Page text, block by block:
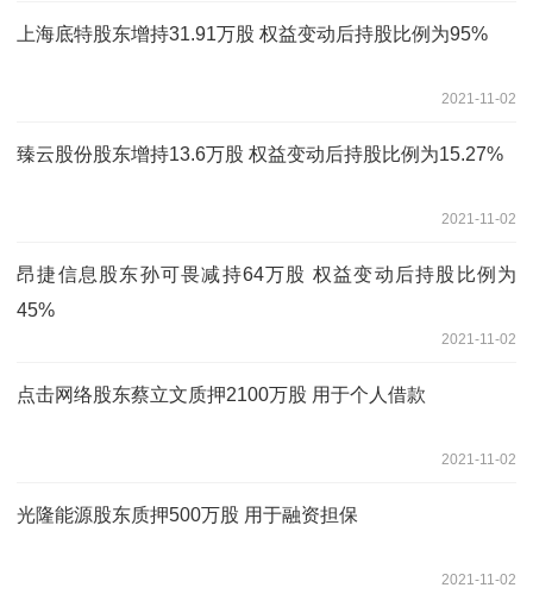
上海底特股东增持31.91万股 权益变动后持股比例为95%
2021-11-02
臻云股份股东增持13.6万股 权益变动后持股比例为15.27%
2021-11-02
昂捷信息股东孙可畏减持64万股 权益变动后持股比例为
45%
2021-11-02
点击网络股东蔡立文质押2100万股 用于个人借款
2021-11-02
光隆能源股东质押500万股 用于融资担保
2021-11-02